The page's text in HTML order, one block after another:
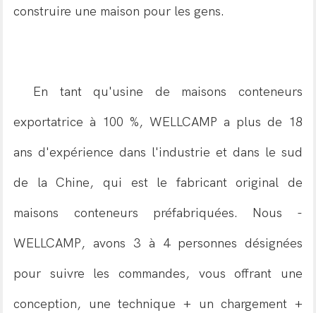
construire une maison pour les gens.
En tant qu'usine de maisons conteneurs
exportatrice à 100 %, WELLCAMP a plus de 18
ans d'expérience dans l'industrie et dans le sud
de la Chine, qui est le fabricant original de
maisons conteneurs préfabriquées. Nous -
WELLCAMP, avons 3 à 4 personnes désignées
pour suivre les commandes, vous offrant une
conception, une technique + un chargement +